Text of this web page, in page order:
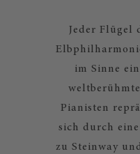
Jeder Flügel
im Sinne
Pianisten
sich durch eine
zu Steinway